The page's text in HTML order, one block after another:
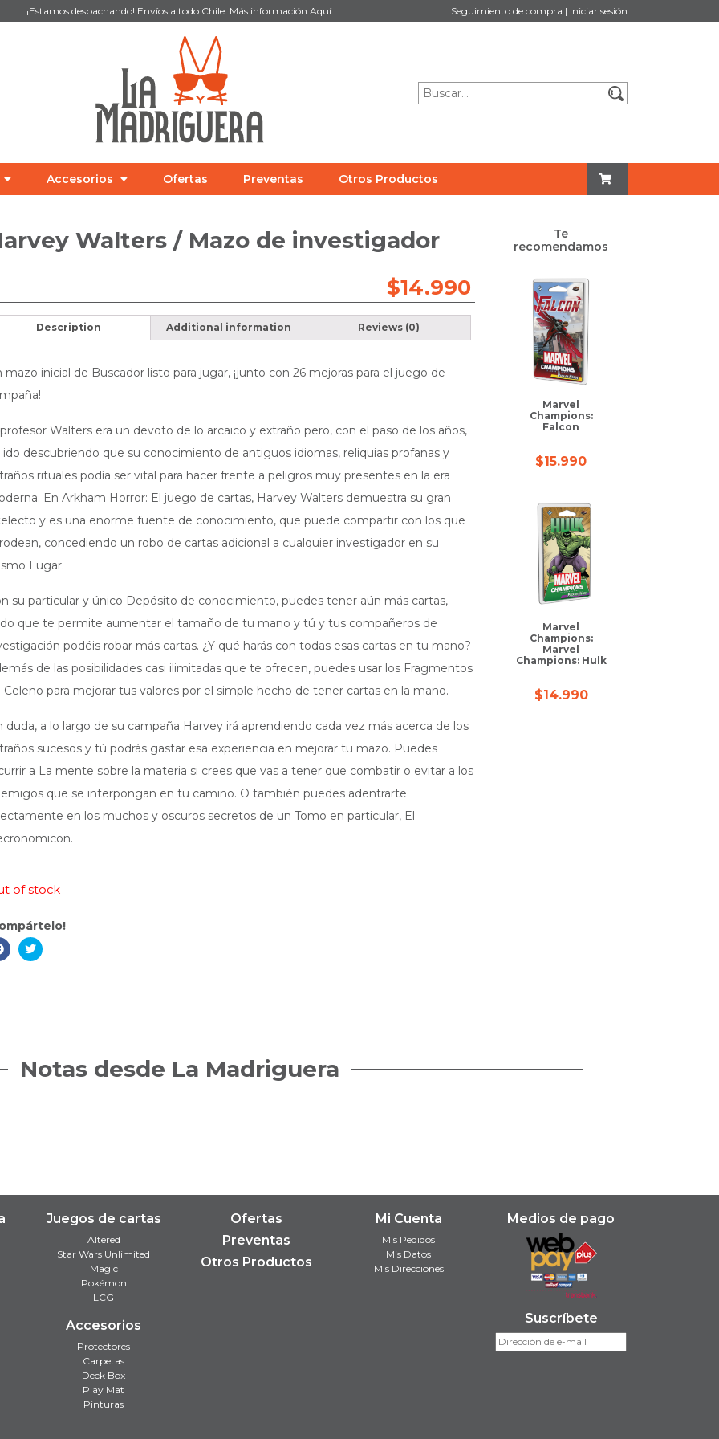
¡Estamos despachando! Envíos a todo Chile. Más información Aquí. Seguimiento de compra | Iniciar sesión
Accesorios Ofertas Preventas Otros Productos
Walters / Mazo de investigador
$14.990
Description Additional information Reviews (0)
mazo inicial de Buscador listo para jugar, ¡junto con 26 mejoras para el juego de
Walters era un devoto de lo arcaico y extraño pero, con el paso de los años,
ido descubriendo que su conocimiento de antiguos idiomas, reliquias profanas y
rituales podía ser vital para hacer frente a peligros muy presentes en la era
En Arkham Horror: El juego de cartas, Harvey Walters demuestra su gran
y es una enorme fuente de conocimiento, que puede compartir con los que
concediendo un robo de cartas adicional a cualquier investigador en su
Lugar.
su particular y único Depósito de conocimiento, puedes tener aún más cartas,
que te permite aumentar el tamaño de tu mano y tú y tus compañeros de
podéis robar más cartas. ¿Y qué harás con todas esas cartas en tu mano?
de las posibilidades casi ilimitadas que te ofrecen, puedes usar los Fragmentos
Celeno para mejorar tus valores por el simple hecho de tener cartas en la mano.
duda, a lo largo de su campaña Harvey irá aprendiendo cada vez más acerca de los
sucesos y tú podrás gastar esa experiencia en mejorar tu mazo. Puedes
a La mente sobre la materia si crees que vas a tener que combatir o evitar a los
que se interpongan en tu camino. O también puedes adentrarte
en los muchos y oscuros secretos de un Tomo en particular, El
of stock
Te
recomendamos
Marvel
Champions:
Falcon
$15.990
Marvel
Champions:
Marvel
Champions: Hulk
$14.990
Notas desde La Madriguera
Juegos de cartas
Altered
Star Wars Unlimited
Magic
Pokémon
LCG
Accesorios
Protectores
Carpetas
Deck Box
Play Mat
Pinturas
Ofertas
Preventas
Otros Productos
Mi Cuenta
Mis Pedidos
Mis Datos
Mis Direcciones
Medios de pago
Suscríbete